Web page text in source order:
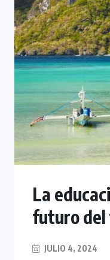
La
futuro del
JULIO 4, 2024